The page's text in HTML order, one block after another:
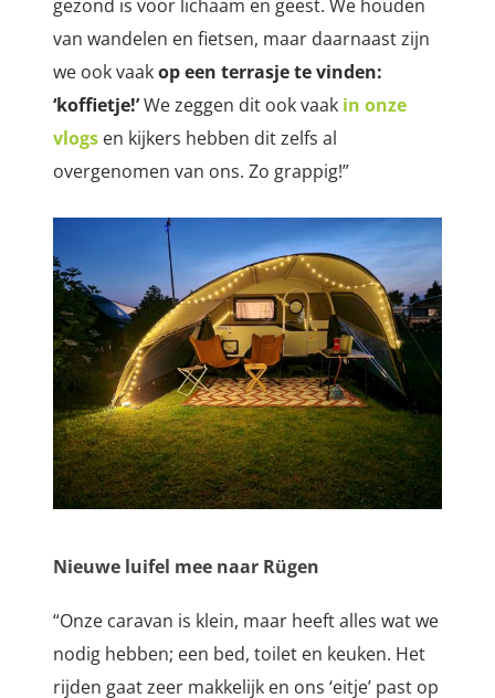
gezond is voor lichaam en geest. We houden
van wandelen en fietsen, maar daarnaast zijn
we ook vaakop een terrasje te vinden:
‘koffietje!’We zeggen dit ook vaak in onze
vlogs en kijkers hebben dit zelfs al
overgenomen van ons. Zo grappig!”
Nieuwe luifel mee naar Rügen
“Onze caravan is klein, maar heeft alles wat we
nodig hebben; een bed, toilet en keuken. Het
rijden gaat zeer makkelijk en ons ‘eitje’ past op